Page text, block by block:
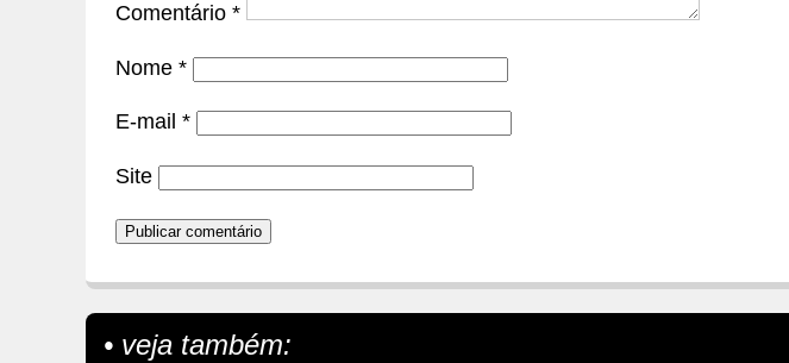
Comentário *
Nome *
E-mail *
Site
• veja também: